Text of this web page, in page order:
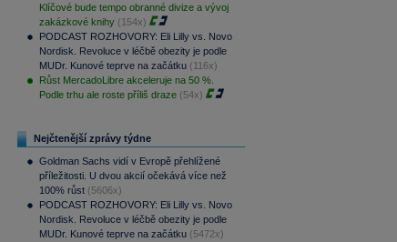
Klíčové bude tempo obranné divize a vývoj
zakázkové knihy (154x)
PODCAST ROZHOVORY: Eli Lilly vs. Novo
Nordisk. Revoluce v léčbě obezity je podle
MUDr. Kunové teprve na začátku (116x)
Růst MercadoLibre akceleruje na 50 %.
Podle trhu ale roste příliš draze (54x)
Nejčtenější zprávy týdne
Goldman Sachs vidí v Evropě přehlížené
příležitosti. U dvou akcií očekává více než
100% růst (5606x)
PODCAST ROZHOVORY: Eli Lilly vs. Novo
Nordisk. Revoluce v léčbě obezity je podle
MUDr. Kunové teprve na začátku (5472x)